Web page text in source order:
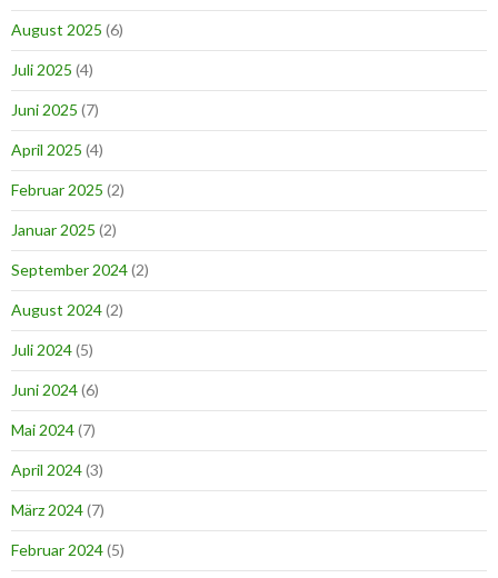
August 2025 (6)
Juli 2025 (4)
Juni 2025 (7)
April 2025 (4)
Februar 2025 (2)
Januar 2025 (2)
September 2024(2)
August 2024(2)
Juli 2024(5)
Juni 2024(6)
Mai 2024(7)
April 2024(3)
März 2024(7)
Februar 2024(5)